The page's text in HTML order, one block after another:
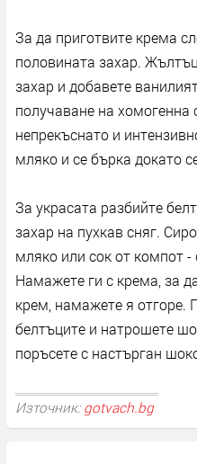
За да приготвите крема
половината захар.
захар и добавете
получаване на хомогенна
непрекъснато и
мляко и се бърка докато
За украсата разбийте
захар на пухкав сняг.
мляко или сок от компот
Намажете ги с крема, за
крем, намажете я отгоре.
белтъците и натрошете
поръсете с настърган
Източник: gotvach.bg